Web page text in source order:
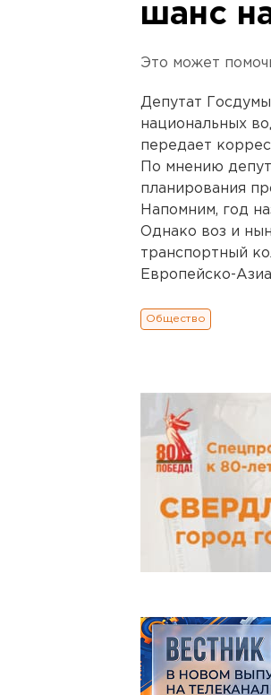
шанс
Это может
Депутат
национальных
передает
По мнению
планирования
Напомним, год
Однако воз и
транспортный
Европейско-
Общество